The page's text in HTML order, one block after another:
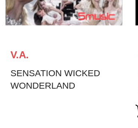
V.A.
SENSATION WICKED
WONDERLAND